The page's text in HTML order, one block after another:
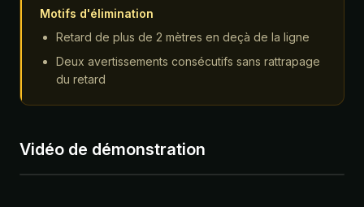
Motifs d'élimination
Retard de plus de 2 mètres en deçà de la ligne
Deux avertissements consécutifs sans rattrapage
du retard
Vidéo de démonstration